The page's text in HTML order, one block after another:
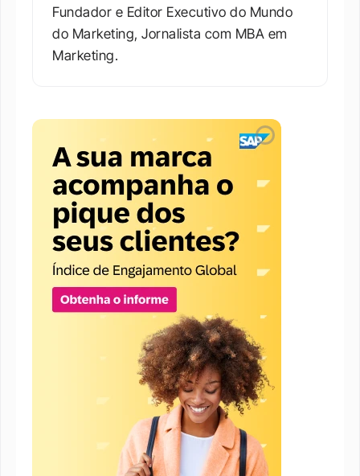
Fundador e Editor Executivo do Mundo
do Marketing, Jornalista com MBA em
Marketing.